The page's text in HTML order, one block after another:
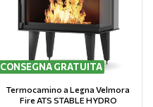
CONSEGNA GRATUITA
Termocamino a Legna Velmora
Fire ATS STABLE HYDRO